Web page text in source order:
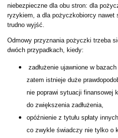
niebezpieczne dla obu stron: dla
ryzykiem, a dla pożyczkobiorcy nawet
trudno wyjść.
Odmowy przyznania pożyczki trzeba
dwóch przypadkach, kiedy:
zadłużenie ujawnione w
zatem istnieje duże
nie poprawi sytuacji finansowej
do zwiększenia zadłużenia,
opóźnienie z tytułu spłaty
co zwykle świadczy nie tylko o